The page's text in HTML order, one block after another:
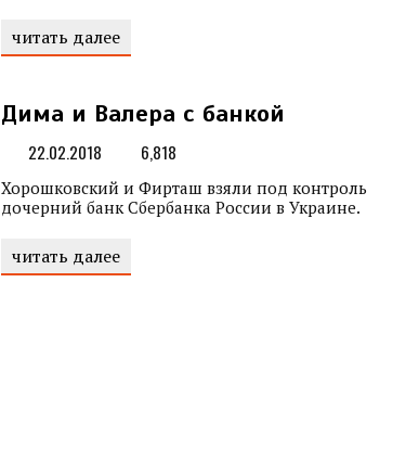
читать далее
Дима и Валера с банкой
22.02.2018 6,818
Хорошковский и Фирташ взяли под контроль
дочерний банк Сбербанка России в Украине.
читать далее